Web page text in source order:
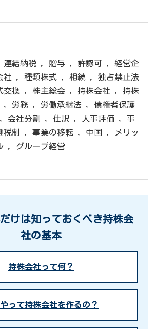
連結納税 , 贈与 , 許認可 , 経営企
社 , 種類株式 , 相続 , 独占禁止法
交換 , 株主総会 , 持株会社 , 持株
, 労務 , 労働承継法 , 債権者保護
, 会社分割 , 仕訳 , 人事評価 , 事
税制 , 事業の移転 , 中国 ,
メリッ
, グループ経営
けは知っておくべき持株会
社の基本
持株会社って何？
って持株会社を作るの？